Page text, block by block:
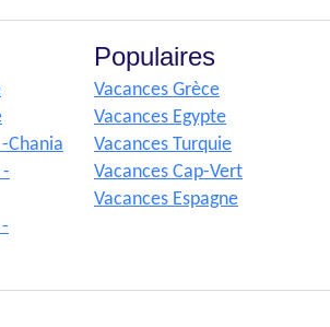
Chania
Populaires
Vacances Grèce
Vacances Egypte
Vacances Turquie
Vacances Cap-Vert
Vacances Espagne